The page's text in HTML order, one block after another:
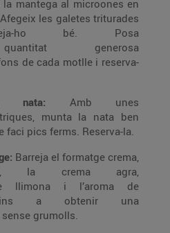
la mantega al microones en
les galetes triturades
ho bé. Posa
generosa
de cada motlle i reserva-
nata: Amb unes
munta la nata ben
faci pics ferms. Reserva-la.
Barreja el formatge crema,
la crema agra,
llimona i l’aroma de
a obtenir una
grumolls.